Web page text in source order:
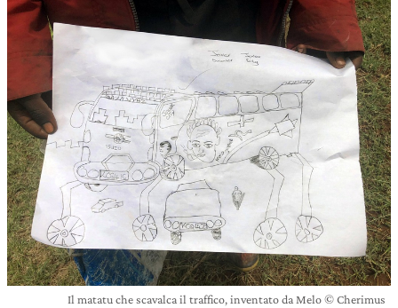
Il matatu che scavalca il traffico, inventato da Melo © Cherimus